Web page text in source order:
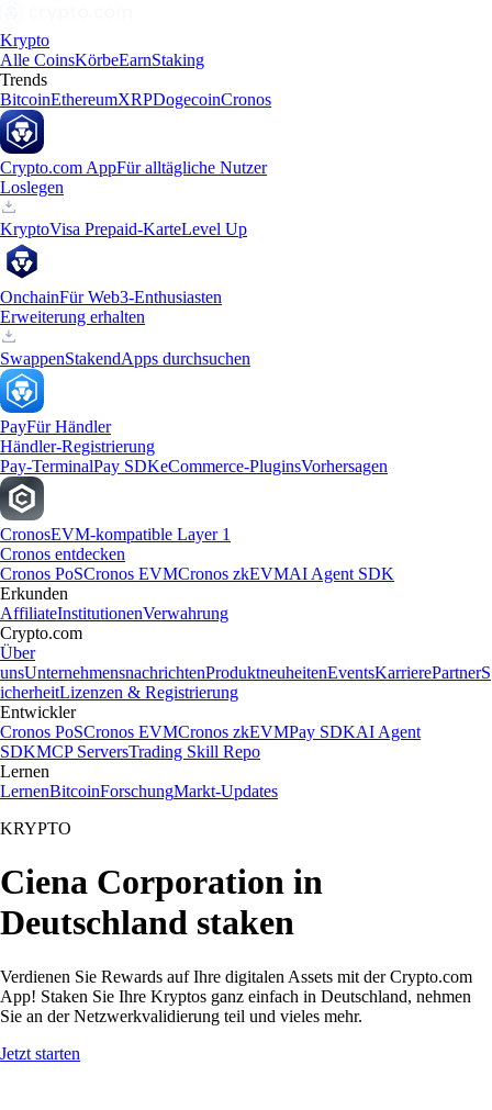
Krypto
Alle CoinsKörbeEarnStaking
Trends
BitcoinEthereumXRPDogecoinCronos
Crypto.com AppFür alltägliche Nutzer
Loslegen
KryptoVisa Prepaid-KarteLevel Up
OnchainFür Web3-Enthusiasten
Erweiterung erhalten
SwappenStakendApps durchsuchen
PayFür Händler
Händler-Registrierung
Pay-TerminalPay SDKeCommerce-PluginsVorhersagen
CronosEVM-kompatible Layer 1
Cronos entdecken
Cronos PoSCronos EVMCronos zkEVMAI Agent SDK
Erkunden
AffiliateInstitutionenVerwahrung
Crypto.com
Über
unsUnternehmensnachrichtenProduktneuheitenEventsKarrierePartnerS
icherheitLizenzen & Registrierung
Entwickler
Cronos PoSCronos EVMCronos zkEVMPay SDKAI Agent
SDKMCP ServersTrading Skill Repo
Lernen
LernenBitcoinForschungMarkt-Updates
KRYPTO
Ciena Corporation in
Deutschland staken
Verdienen Sie Rewards auf Ihre digitalen Assets mit der Crypto.com
App! Staken Sie Ihre Kryptos ganz einfach in Deutschland, nehmen
Sie an der Netzwerkvalidierung teil und vieles mehr.
Jetzt starten